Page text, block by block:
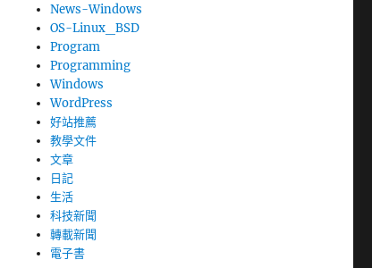
News-Windows
OS-Linux_BSD
Program
Programming
Windows
WordPress
好站推薦
教學文件
文章
日記
生活
科技新聞
轉載新聞
電子書